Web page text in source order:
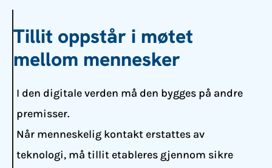
Tillit oppstår i møtet
mellom mennesker
I den digitale verden må den bygges på andre
premisser.
Når menneskelig kontakt erstattes av
teknologi, må tillit etableres gjennom sikre